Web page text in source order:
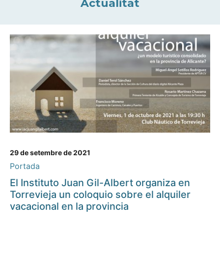
Actualitat
29 de setembre de 2021
Portada
El Instituto Juan Gil-Albert organiza en
Torrevieja un coloquio sobre el alquiler
vacacional en la provincia